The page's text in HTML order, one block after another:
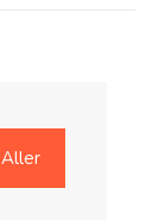
Aller